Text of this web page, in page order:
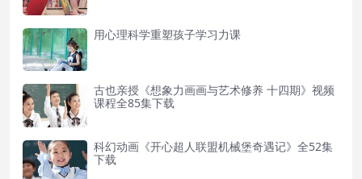
用心理科学重塑孩子学习力课
古也亲授《想象力画画与艺术修养 十四期》视频
课程全85集下载
科幻动画《开心超人联盟机械堡奇遇记》全52集
下载